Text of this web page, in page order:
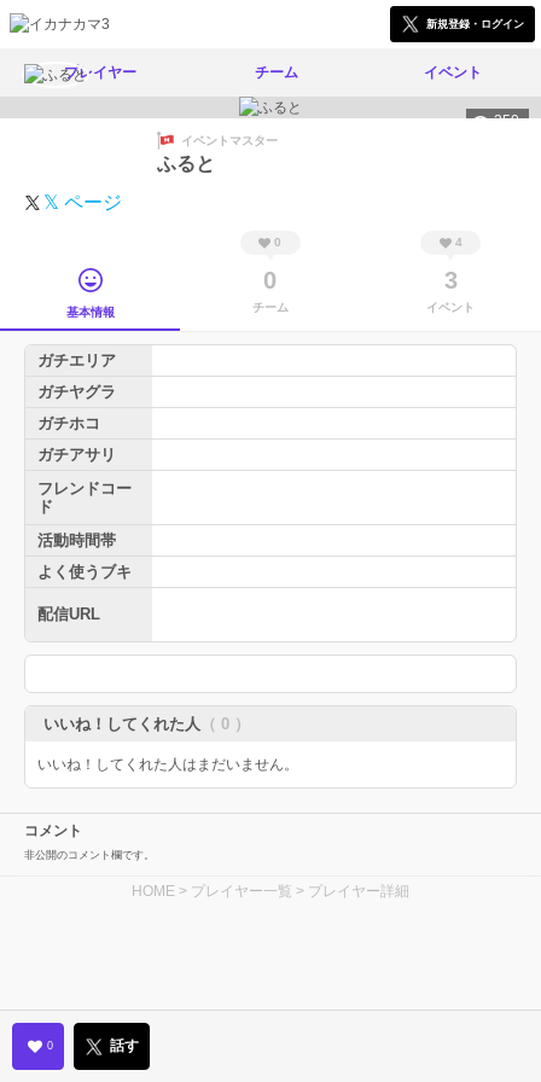
新規登録・ログイン
プレイヤー チーム イベント
250
イベントマスター
ふると
𝕏 ページ
基本情報
0
0
チーム
4
3
イベント
ガチエリア
ガチヤグラ
ガチホコ
ガチアサリ
フレンドコー
ド
活動時間帯
よく使うブキ
配信URL
いいね！してくれた人 （ 0 ）
いいね！してくれた人はまだいません。
コメント
非公開のコメント欄です。
HOME > プレイヤー一覧 > プレイヤー詳細
0 話す